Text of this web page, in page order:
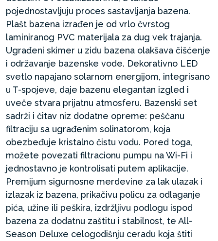
pojednostavljuju proces sastavljanja bazena.
Plašt bazena izrađen je od vrlo čvrstog
laminiranog PVC materijala za dug vek trajanja.
Ugrađeni skimer u zidu bazena olakšava čišćenje
i održavanje bazenske vode. Dekorativno LED
svetlo napajano solarnom energijom, integrisano
u T-spojeve, daje bazenu elegantan izgled i
uveče stvara prijatnu atmosferu. Bazenski set
sadrži i čitav niz dodatne opreme: peščanu
filtraciju sa ugrađenim solinatorom, koja
obezbeđuje kristalno čistu vodu. Pored toga,
možete povezati filtracionu pumpu na Wi-Fi i
jednostavno je kontrolisati putem aplikacije.
Premijum sigurnosne merdevine za lak ulazak i
izlazak iz bazena, prikačivu policu za odlaganje
pića, užine ili peškira, izdržljivu podlogu ispod
bazena za dodatnu zaštitu i stabilnost, te All-
Season Deluxe celogodišnju ceradu koja štiti